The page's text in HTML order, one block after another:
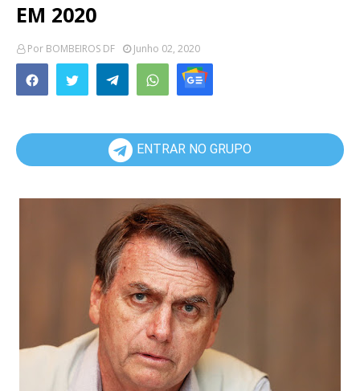
EM 2020
Por BOMBEIROS DF Junho 02, 2020
ENTRAR NO GRUPO